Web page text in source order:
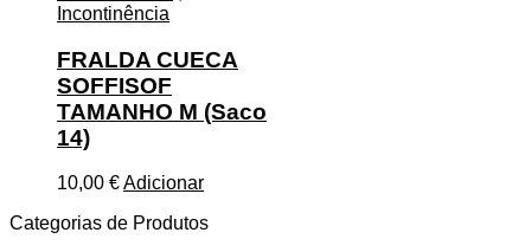
Incontinência
FRALDA CUECA
SOFFISOF
TAMANHO M (Saco
14)
10,00 €Adicionar
Categorias de Produtos